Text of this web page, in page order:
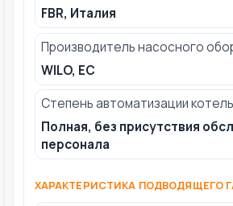
FBR, Италия
Производитель насосного
WILO, ЕС
Степень автоматизации
Полная, без присутствия
персонала
ХАРАКТЕРИСТИКА ПОДВОДЯЩЕГО